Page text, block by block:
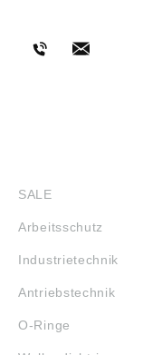
SALE
Arbeitsschutz
Industrietechnik
Antriebstechnik
O-Ringe